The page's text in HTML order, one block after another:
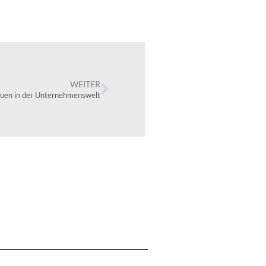
WEITER
in der Unternehmenswelt